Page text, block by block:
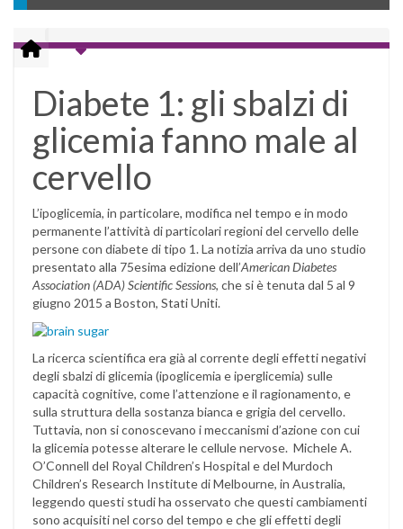
Diabete 1: gli sbalzi di
glicemia fanno male al
cervello
L’ipoglicemia, in particolare, modifica nel tempo e in modo
permanente l’attività di particolari regioni del cervello delle
persone con diabete di tipo 1. La notizia arriva da uno studio
presentato alla 75esima edizione dell’American Diabetes
Association (ADA) Scientific Sessions, che si è tenuta dal 5 al 9
giugno 2015 a Boston, Stati Uniti.
La ricerca scientifica era già al corrente degli effetti negativi
degli sbalzi di glicemia (ipoglicemia e iperglicemia) sulle
capacità cognitive, come l’attenzione e il ragionamento, e
sulla struttura della sostanza bianca e grigia del cervello.
Tuttavia, non si conoscevano i meccanismi d’azione con cui
la glicemia potesse alterare le cellule nervose. Michele A.
O’Connell del Royal Children’s Hospital e del Murdoch
Children’s Research Institute di Melbourne, in Australia,
leggendo questi studi ha osservato che questi cambiamenti
sono acquisiti nel corso del tempo e che gli effetti degli